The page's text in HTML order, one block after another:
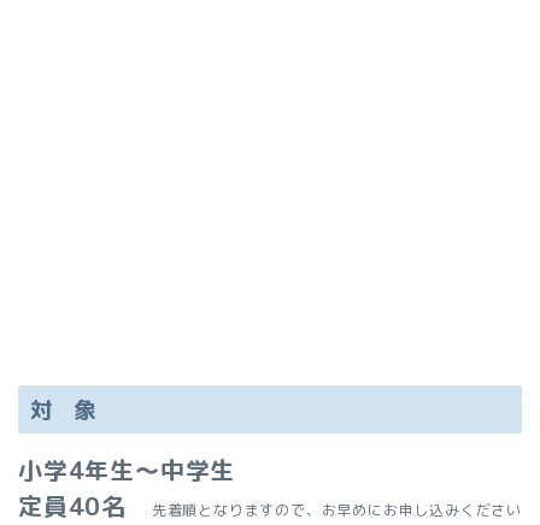
対 象
小学4年生～中学生
定員40名
先着順となりますので、お早めにお申し込みください